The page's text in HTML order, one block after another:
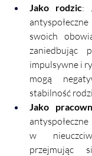
Jako rodzic:
swoich
zaniedbując
impulsywne i
mogą
stabilność
Jako
w
przejmując